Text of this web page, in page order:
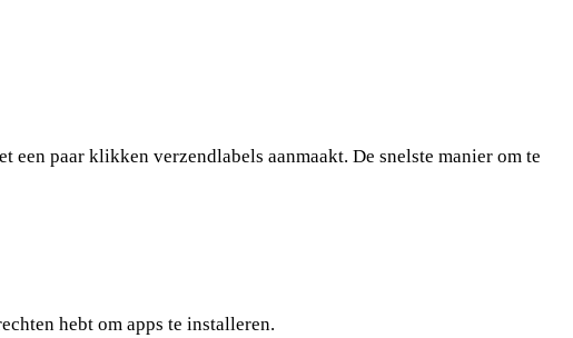
een paar klikken verzendlabels aanmaakt. De snelste manier om te
hebt om apps te installeren.